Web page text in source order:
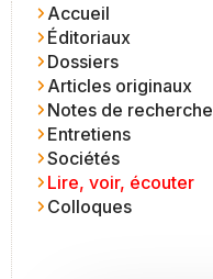
Accueil
Éditoriaux
Dossiers
Articles originaux
Notes de recherche
Entretiens
Sociétés
Lire, voir, écouter
Colloques